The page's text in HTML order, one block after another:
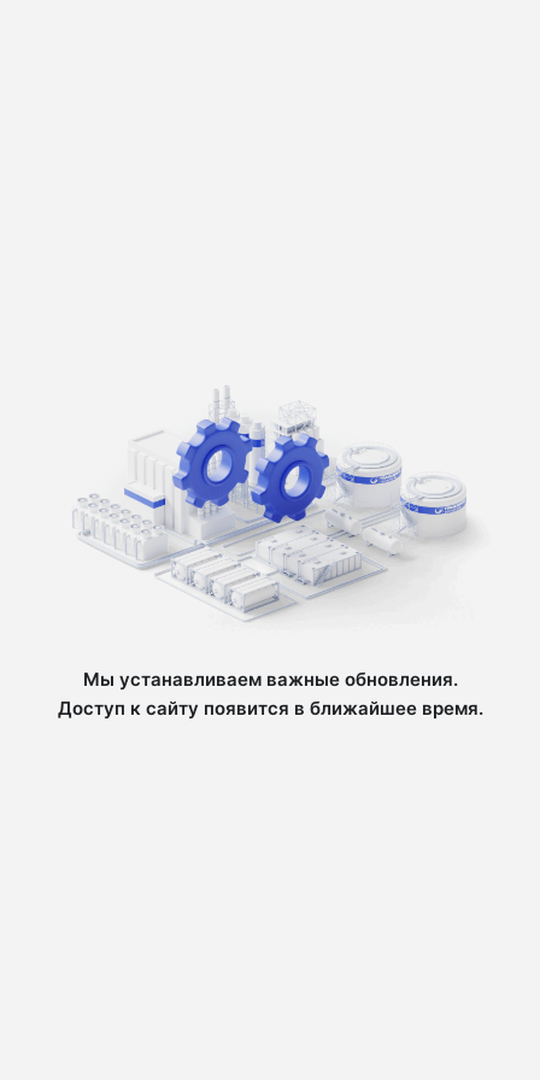
Мы устанавливаем важные обновления.
Доступ к сайту появится в ближайшее время.